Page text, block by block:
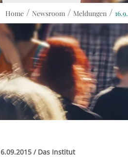
Home / Newsroom / Meldungen /
/ Das Institut